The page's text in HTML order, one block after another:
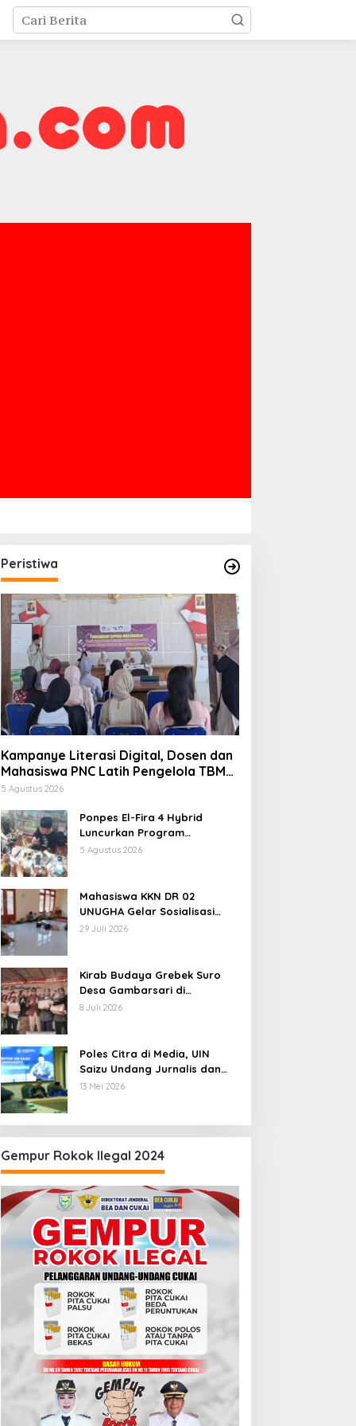
Peristiwa
Kampanye Literasi Digital, Dosen dan
Mahasiswa PNC Latih Pengelola TBM
Pojok Pustaka Majenang Produksi
5 Agustus 2026
Ponpes El-Fira 4 Hybrid
Luncurkan Program
JunioSmart, Wujudkan
5 Agustus 2026
Mahasiswa KKN DR 02
UNUGHA Gelar Sosialisasi
Edukasi Bahaya Narkoba dan
Cilacap
29 Juli 2026
Kirab Budaya Grebek Suro
Desa Gambarsari di
Purbalingga Banjir Apresiasi
8 Juli 2026
Poles Citra di Media, UIN
Saizu Undang Jurnalis dan
Pegiat Medsos
13 Mei 2026
Gempur Rokok Ilegal 2024